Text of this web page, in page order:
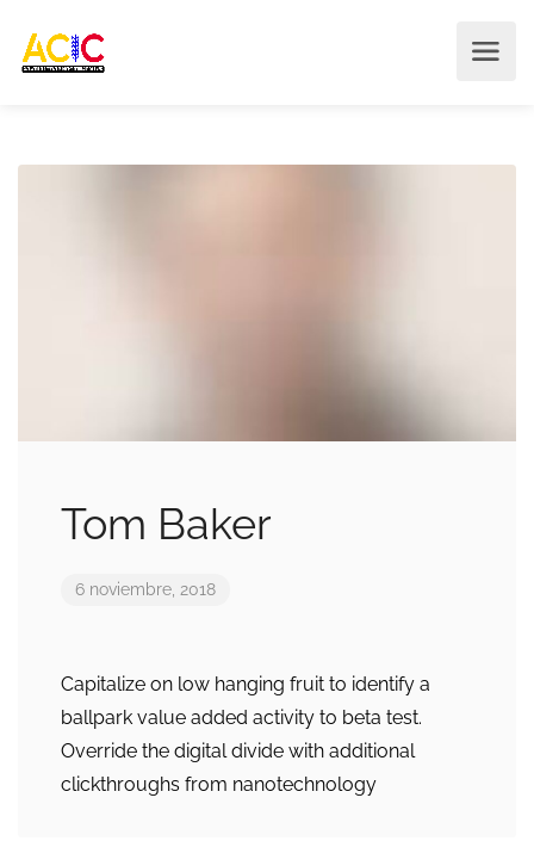
Tom Baker
6 noviembre, 2018
Capitalize on low hanging fruit to identify a
ballpark value added activity to beta test.
Override the digital divide with additional
clickthroughs from nanotechnology